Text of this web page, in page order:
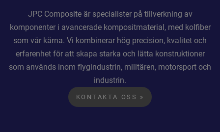
JPC Composite är specialister på tillverkning av
komponenter i avancerade kompositmaterial, med kolfiber
som vår kärna. Vi kombinerar hög precision, kvalitet och
erfarenhet för att skapa starka och lätta konstruktioner
som används inom flygindustrin, militären, motorsport och
industrin.
KONTAKTA OSS